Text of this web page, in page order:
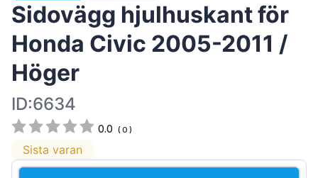
Sidovägg hjulhuskant för
Honda Civic 2005-2011 /
Höger
ID:6634
0.0 (0 )
Sista varan